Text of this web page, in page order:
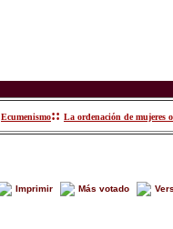
Ecumenismo:: La ordenación de mujeres
Imprimir Más votado